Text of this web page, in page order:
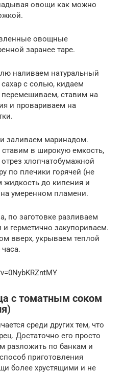
овощи как можно
овощные
заранее таре.
наливаем натуральный
с солью, кидаем
ставим на
и провариваем на
заливаем маринадом.
в широкую емкость,
хлопчатобумажной
по плечики горячей (не
до кипения и
умеренном пламени.
по заготовке разливаем
и герметично закупориваем.
вверх, укрываем теплой
с томатным соком
среди других тем, что
Достаточно его просто
разложить по банкам и
приготовления
более хрустящими и не